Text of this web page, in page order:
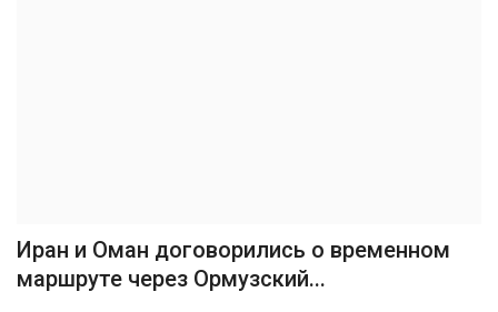
Иран и Оман договорились о временном
маршруте через Ормузский...